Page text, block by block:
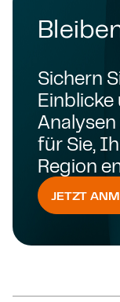
Sichern
für Sie,
Region
JETZT